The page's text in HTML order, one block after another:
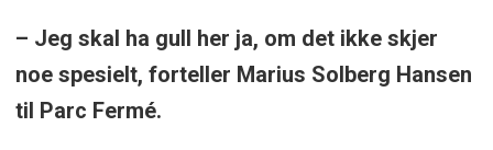
– Jeg skal ha gull her ja, om det ikke skjer
noe spesielt, forteller Marius Solberg Hansen
til Parc Fermé.